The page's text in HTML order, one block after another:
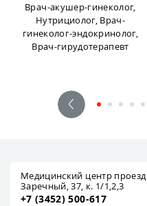
Врач-акушер-гинеколог,
Нутрициолог, Врач-
гинеколог-эндокринолог,
Врач-гирудотерапевт
Медицинский центр проезд
Заречный, 37, к. 1/1,2,3
+7 (3452) 500-617